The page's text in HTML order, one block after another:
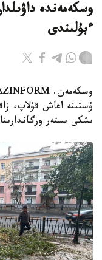
وسكەمەندە
ءبۇلىندى
ۇستىنە اعاش قۇلاپ،
ىشكى ىستەر